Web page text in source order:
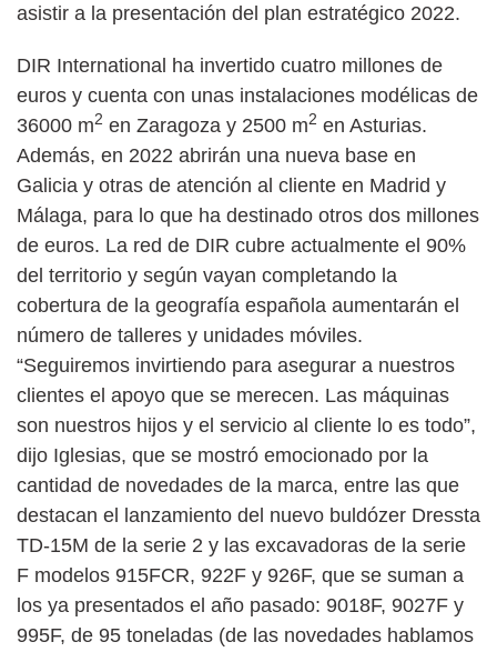
asistir a la presentación del plan estratégico 2022.
DIR International ha invertido cuatro millones de
euros y cuenta con unas instalaciones modélicas de
36000 m2 en Zaragoza y 2500 m2 en Asturias.
Además, en 2022 abrirán una nueva base en
Galicia y otras de atención al cliente en Madrid y
Málaga, para lo que ha destinado otros dos millones
de euros. La red de DIR cubre actualmente el 90%
del territorio y según vayan completando la
cobertura de la geografía española aumentarán el
número de talleres y unidades móviles.
“Seguiremos invirtiendo para asegurar a nuestros
clientes el apoyo que se merecen. Las máquinas
son nuestros hijos y el servicio al cliente lo es todo”,
dijo Iglesias, que se mostró emocionado por la
cantidad de novedades de la marca, entre las que
destacan el lanzamiento del nuevo buldózer Dressta
TD-15M de la serie 2 y las excavadoras de la serie
F modelos 915FCR, 922F y 926F, que se suman a
los ya presentados el año pasado: 9018F, 9027F y
995F, de 95 toneladas (de las novedades hablamos